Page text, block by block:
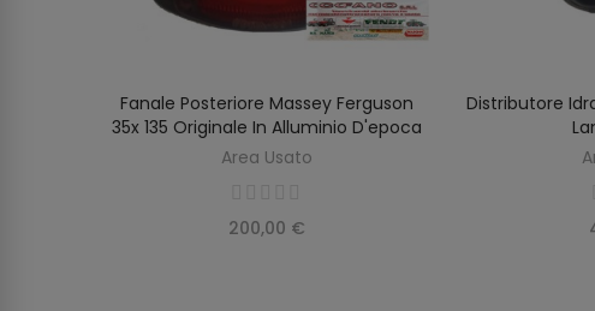
AGGIUNGI AL CARRELLO
Fanale Posteriore Massey Ferguson
35x 135 Originale In Alluminio D'epoca
Area Usato
200,00 €
Distributore